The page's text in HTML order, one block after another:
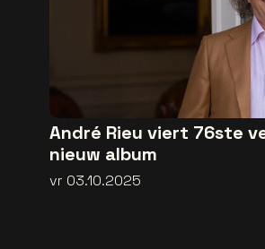
André Rieu viert 76ste
nieuw album
vr 03.10.2025